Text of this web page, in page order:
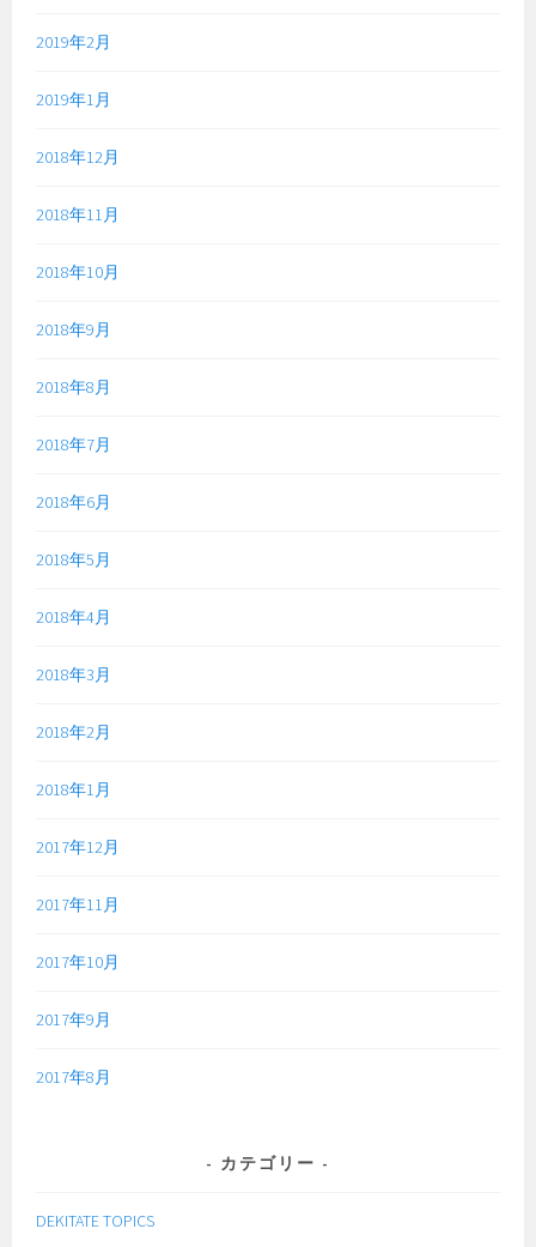
2019年2月
2019年1月
2018年12月
2018年11月
2018年10月
2018年9月
2018年8月
2018年7月
2018年6月
2018年5月
2018年4月
2018年3月
2018年2月
2018年1月
2017年12月
2017年11月
2017年10月
2017年9月
2017年8月
カテゴリー
DEKITATE TOPICS